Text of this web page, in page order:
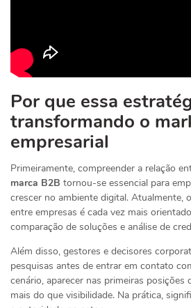
Por que essa
transformando o
empresarial
Primeiramente, compreender a relação
marca B2B tornou-se essencial para
crescer no ambiente digital. Atualmente,
entre empresas é cada vez mais
comparação de soluções e análise de
Além disso, gestores e decisores
pesquisas antes de entrar em contato
cenário, aparecer nas primeiras
mais do que visibilidade. Na prática,